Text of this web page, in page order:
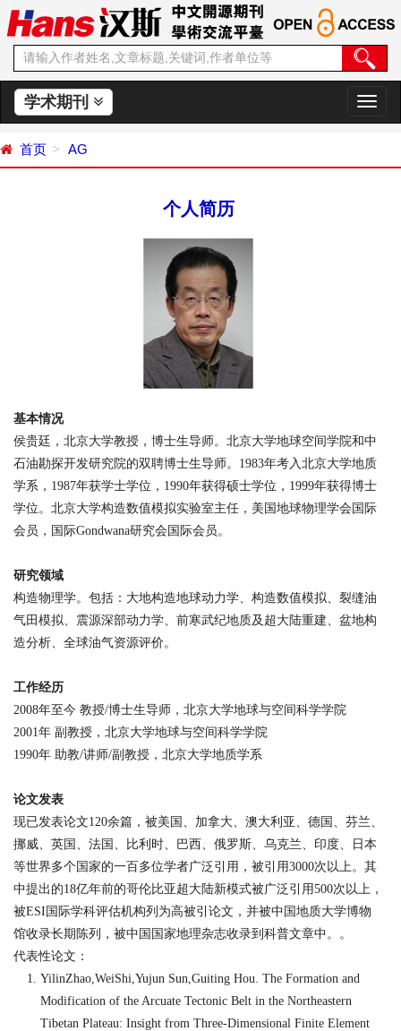
学术期刊
切
换
首页 AG
个人简历
基本情况
侯贵廷，北京大学教授，博士生导师。北京大学地球空间学院和中
石油勘探开发研究院的双聘博士生导师。 1983年考入北京大学地质
学系， 1987年获学士学位， 1990年获得硕士学位， 1999年获得博士
学位。北京大学构造数值模拟实验室主任，美国地球物理学会国际
会员，国际Gondwana研究会国际会员。
研究领域
构造物理学。包括：大地构造地球动力学、构造数值模拟、裂缝油
气田模拟、震源深部动力学、前寒武纪地质及超大陆重建、盆地构
造分析、全球油气资源评价。
工作经历
2008年至今 教授/博士生导师，北京大学地球与空间科学学院
2001年 副教授，北京大学地球与空间科学学院
1990年 助教/讲师/副教授，北京大学地质学系
论文发表
现已发表论文120余篇，被美国、加拿大、澳大利亚、德国、芬兰、
挪威、英国、法国、比利时、巴西、俄罗斯、乌克兰、印度、日本
等世界多个国家的一百多位学者广泛引用， 被引用3000次以上。其
中提出的18亿年前的哥伦比亚超大陆新模式被广泛引用500次以上，
被ESI国际学科评估机构列为高被引论文，并被中国地质大学博物
馆收录长期陈列，被中国国家地理杂志收录到科普文章中。。
代表性论文：
YilinZhao,WeiShi,Yujun Sun,Guiting Hou. The Formation and
Modification of the Arcuate Tectonic Belt in the Northeastern
Tibetan Plateau: Insight from Three-Dimensional Finite Element